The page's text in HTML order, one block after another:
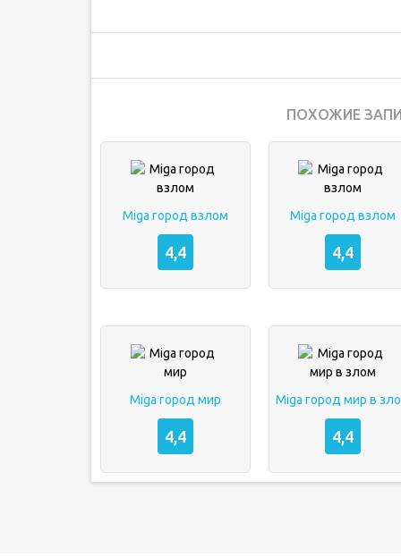
ПОХОЖИЕ
Miga город взлом
4,4
Miga город взлом
4,4
Miga город мир
4,4
Miga город мир в
4,4